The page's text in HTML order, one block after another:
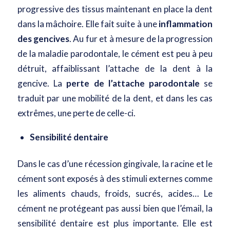
progressive des tissus maintenant en place la dent
dans la mâchoire. Elle fait suite à uneinflammation
des gencives. Au fur et à mesure de la progression
de la maladie parodontale, le cément est peu à peu
détruit, affaiblissant l’attache de la dent à la
gencive. La perte de l’attache parodontale se
traduit par une mobilité de la dent, et dans les cas
extrêmes, une perte de celle-ci.
Sensibilité dentaire
Dans le cas d’une récession gingivale, la racine et le
cément sont exposés à des stimuli externes comme
les aliments chauds, froids, sucrés, acides… Le
cément ne protégeant pas aussi bien que l’émail, la
sensibilité dentaire est plus importante. Elle est